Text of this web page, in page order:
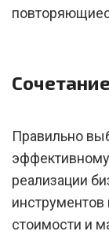
Правильно
реализации
стоимости и